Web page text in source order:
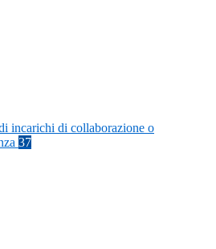
incarichi di collaborazione o
37